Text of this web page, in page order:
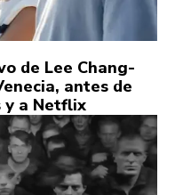
de Lee Chang-
antes de
y a Netflix